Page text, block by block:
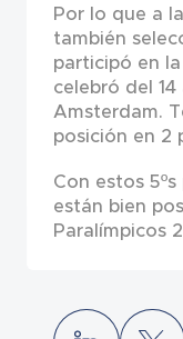
Por lo que a
también
participó en
celebró del
Amsterdam.
posición en 2
Con estos
están bien
Paralímpicos